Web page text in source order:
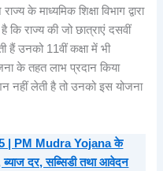
के माध्यमिक शिक्षा विभाग द्वारा
है कि राज्य की जो छात्राएं दसवीं
उनको 11वीं कक्षा में भी
के तहत लाभ प्रदान किया
नहीं लेती है तो उनको इस योजना
| PM Mudra Yojana के
ब्याज दर, सब्सिडी तथा आवेदन